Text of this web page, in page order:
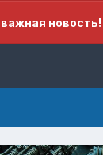
новость!